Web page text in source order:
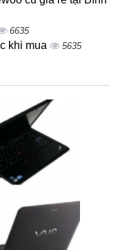
6635
khi mua 5635